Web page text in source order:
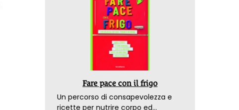
Fare pace con il frigo
Un percorso di consapevolezza e
ricette per nutrire corpo ed